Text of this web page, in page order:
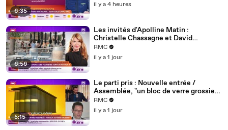
6:35
il y a 4 heures
6:56
Les invités d'Apolline Matin :
Christelle Chassagne et David
Lafforgue - 06/08
RMC
il y a 1 jour
5:15
Le parti pris : Nouvelle entrée /
Assemblée, "un bloc de verre grossier
d'un autre temps qui défigure les quais
de Seine" - 06/08
RMC
il y a 1 jour